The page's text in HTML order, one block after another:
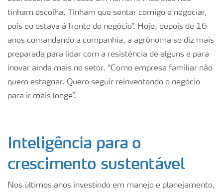
tinham escolha. Tinham que sentar comigo e negociar,
pois eu estava à frente do negócio”. Hoje, depois de 16
anos comandando a companhia, a agrônoma se diz mais
preparada para lidar com a resistência de alguns e para
inovar ainda mais no setor. “Como empresa familiar não
quero estagnar. Quero seguir reinventando o negócio
para ir mais longe”.
Inteligência para o
crescimento sustentável
Nos últimos anos investindo em manejo e planejamento,